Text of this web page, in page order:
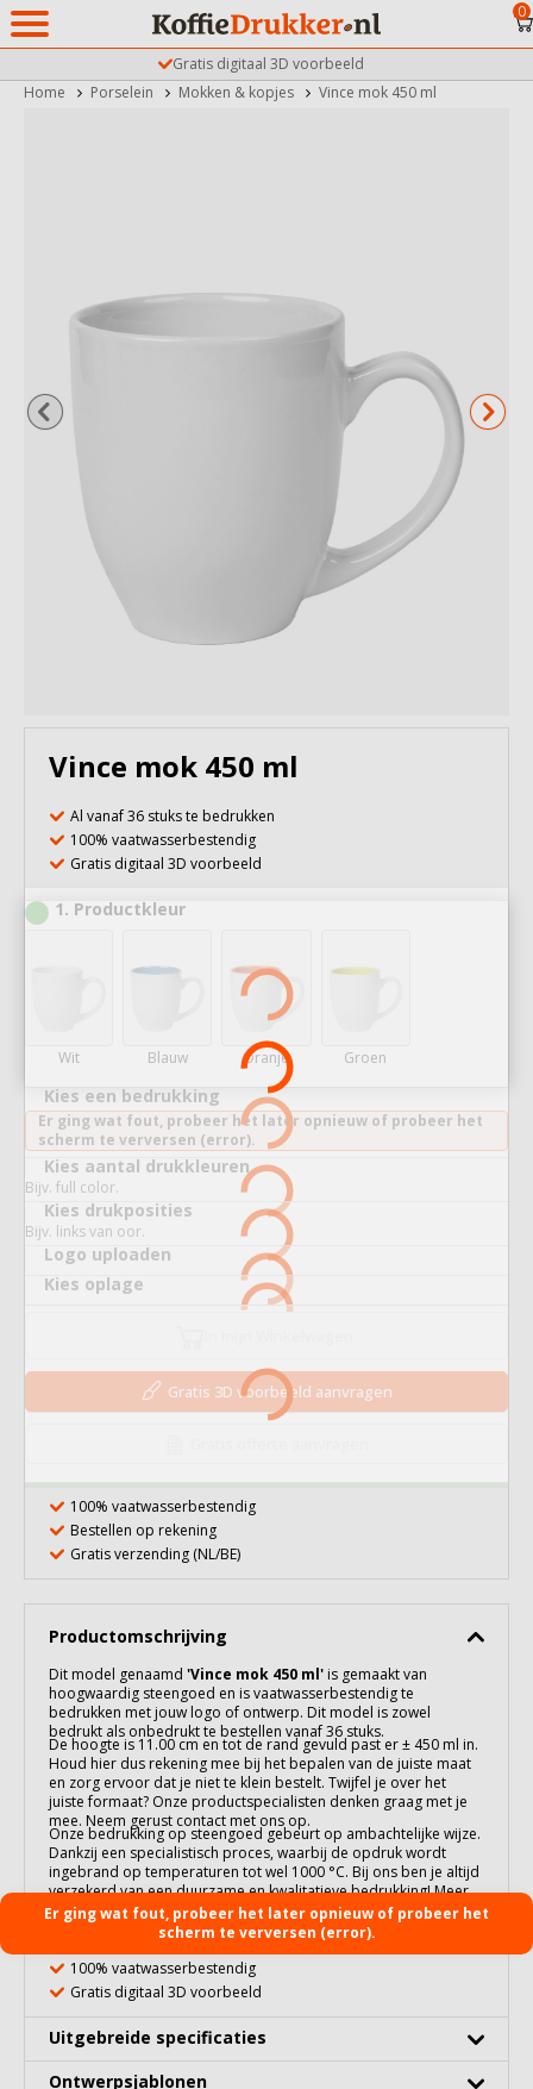
Gratis digitaal 3D voorbeeld
0
Home Porselein Mokken & kopjes Vince mok 450 ml
Vince mok 450 ml
Al vanaf 36 stuks te bedrukken
100% vaatwasserbestendig
Gratis digitaal 3D voorbeeld
1 Productkleur
Wit Blauw Oranje Groen
Kies een bedrukking
Er ging wat fout, probeer het later opnieuw of probeer het
scherm te verversen (error).
Kies aantal drukkleuren
Bijv. full color.
Kies drukposities
Bijv. links van oor.
Logo uploaden
Kies oplage
Gratis 3D voorbeeld aanvragen
100% vaatwasserbestendig
Bestellen op rekening
Gratis verzending (NL/BE)
Productomschrijving
Dit model genaamd 'Vince mok 450 ml' is gemaakt van
hoogwaardig steengoed en is vaatwasserbestendig te
bedrukken met jouw logo of ontwerp. Dit model is zowel
bedrukt als onbedrukt te bestellen vanaf 36 stuks.
De hoogte is 11.00 cm en tot de rand gevuld past er ± 450 ml in.
Houd hier dus rekening mee bij het bepalen van de juiste maat
en zorg ervoor dat je niet te klein bestelt. Twijfel je over het
juiste formaat? Onze productspecialisten denken graag met je
mee. Neem gerust contact met ons op.
Onze bedrukking op steengoed gebeurt op ambachtelijke wijze.
Dankzij een specialistisch proces, waarbij de opdruk wordt
ingebrand op temperaturen tot wel 1000 °C. Bij ons ben je altijd
verzekerd van een duurzame en kwalitatieve bedrukking! Meer
over deze techniek en de gebruiksadviezen lees je op onze
informatiepagina:Bedrukking op Steengoed.
100% vaatwasserbestendig
Gratis digitaal 3D voorbeeld
Uitgebreide specificaties
Ontwerpsjablonen
Er ging wat fout, probeer het later opnieuw of probeer het
scherm te verversen (error).